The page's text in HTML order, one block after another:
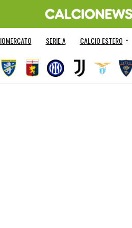
SERIE A CALCIO ESTERO